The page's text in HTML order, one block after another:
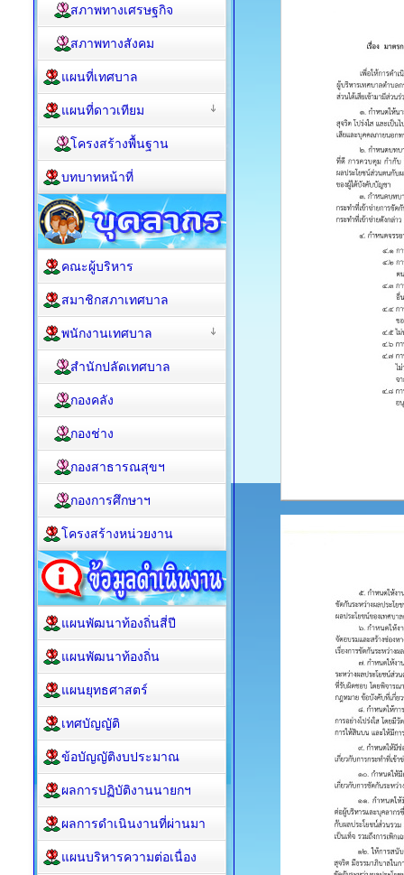
สภาพทางเศรษฐกิจ
สภาพทางสังคม
แผนที่เทศบาล
แผนที่ดาวเทียม
โครงสร้างพื้นฐาน
บทบาทหน้าที่
คณะผู้บริหาร
สมาชิกสภาเทศบาล
พนักงานเทศบาล
สำนักปลัดเทศบาล
กองคลัง
กองช่าง
กองสาธารณสุขฯ
กองการศึกษาฯ
โครงสร้างหน่วยงาน
แผนพัฒนาท้องถิ่นสี่ปี
แผนพัฒนาท้องถิ่น
แผนยุทธศาสตร์
เทศบัญญัติ
ข้อบัญญัติงบประมาณ
ผลการปฏิบัติงานนายกฯ
ผลการดำเนินงานที่ผ่านมา
แผนบริหารความต่อเนื่อง